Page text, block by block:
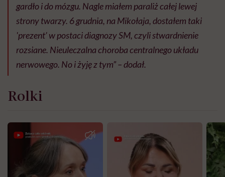
gardło i do mózgu. Nagle miałem paraliż całej lewej
strony twarzy. 6 grudnia, na Mikołaja, dostałem taki
'prezent’ w postaci diagnozy SM, czyli stwardnienie
rozsiane. Nieuleczalna choroba centralnego układu
nerwowego. No i żyję z tym” – dodał.
Rolki